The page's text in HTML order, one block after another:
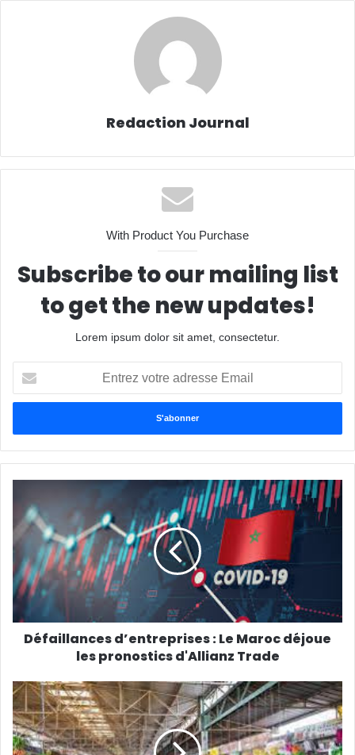
Redaction Journal
With Product You Purchase
Subscribe to our mailing list
to get the new updates!
Lorem ipsum dolor sit amet, consectetur.
votre
adresse
Défaillances d’entreprises : Le Maroc déjoue
les pronostics d'Allianz Trade